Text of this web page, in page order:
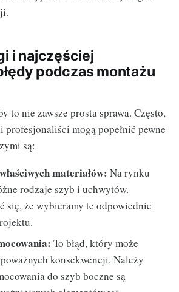
i najczęściej
podczas montażu
to nie zawsze prosta sprawa. Często,
profesjonaliści mogą popełnić pewne
są:
materiałów: Na rynku
rodzaje szyb i uchwytów.
się, że wybieramy te odpowiednie
To błąd, który może
konsekwencji. Należy
do szyb boczne są